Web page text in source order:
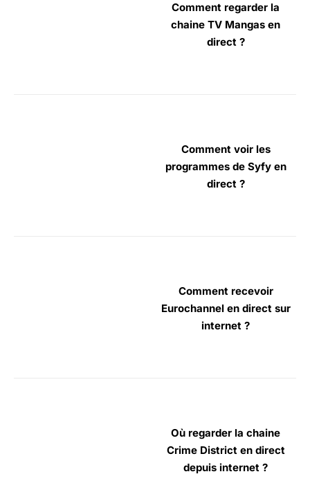
Comment regarder la
chaine TV Mangas en
direct ?
Comment voir les
programmes de Syfy en
direct ?
Comment recevoir
Eurochannel en direct sur
internet ?
Où regarder la chaine
Crime District en direct
depuis internet ?